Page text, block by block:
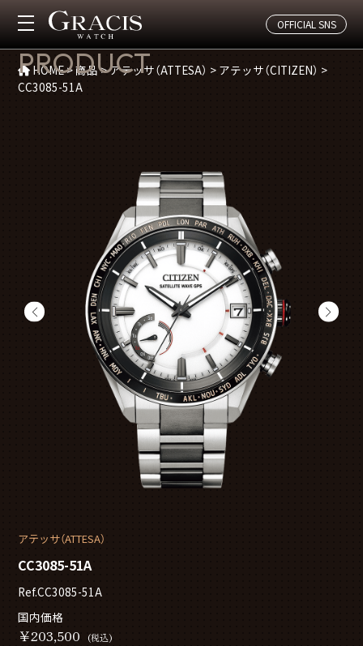
OFFICIAL SNS
商品紹介
PRODUCT
HOME>商品>アテッサ（ATTESA） > アテッサ（CITIZEN） >
CC3085-51A
アテッサ（ATTESA）
CC3085-51A
Ref.CC3085-51A
国内価格
￥203,500 (税込)